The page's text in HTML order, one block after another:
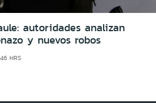
autoridades analizan
y nuevos robos
HRS